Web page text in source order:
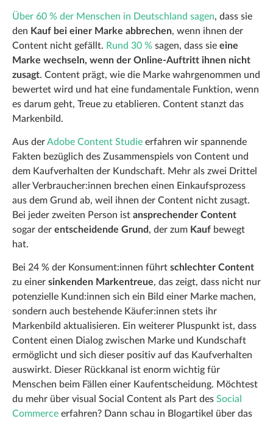
Über 60 % der Menschen in Deutschland sagen, dass sie
den Kauf bei einer Marke abbrechen, wenn ihnen der
Content nicht gefällt. Rund 30 % sagen, dass sie eine
Marke wechseln, wenn der Online-Auftritt ihnen nicht
zusagt. Content prägt, wie die Marke wahrgenommen und
bewertet wird und hat eine fundamentale Funktion, wenn
es darum geht, Treue zu etablieren. Content stanzt das
Markenbild.
Aus derAdobe Content Studie erfahren wir spannende
Fakten bezüglich des Zusammenspiels von Content und
dem Kaufverhalten der Kundschaft. Mehr als zwei Drittel
aller Verbraucher:innen brechen einen Einkaufsprozess
aus dem Grund ab, weil ihnen der Content nicht zusagt.
Bei jeder zweiten Person ist ansprechender Content
sogar der entscheidende Grund , der zum Kauf bewegt
hat.
Bei 24 % der Konsument:innen führt schlechter Content
zu einer sinkenden Markentreue, das zeigt, dass nicht nur
potenzielle Kund:innen sich ein Bild einer Marke machen,
sondern auch bestehende Käufer:innen stets ihr
Markenbild aktualisieren. Ein weiterer Pluspunkt ist, dass
Content einen Dialog zwischen Marke und Kundschaft
ermöglicht und sich dieser positiv auf das Kaufverhalten
auswirkt. Dieser Rückkanal ist enorm wichtig für
Menschen beim Fällen einer Kaufentscheidung. Möchtest
du mehr über visual Social Content als Part des Social
Commerce erfahren? Dann schau in Blogartikel über das